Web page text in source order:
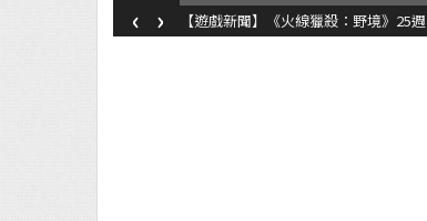
【遊戲新聞】《火線獵殺：野境》25
‹ ›